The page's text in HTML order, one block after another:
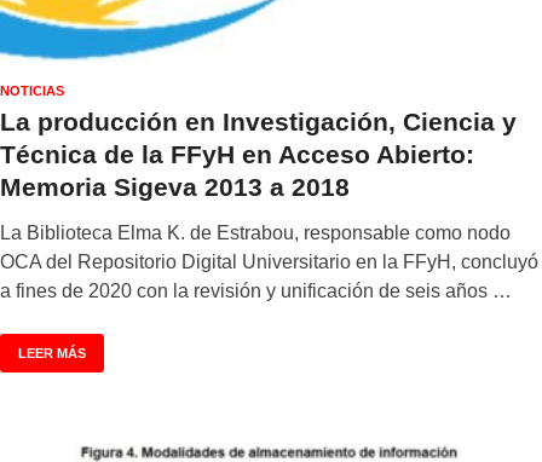
NOTICIAS
La producción en Investigación, Ciencia y
Técnica de la FFyH en Acceso Abierto:
Memoria Sigeva 2013 a 2018
La Biblioteca Elma K. de Estrabou, responsable como nodo
OCA del Repositorio Digital Universitario en la FFyH, concluyó
a fines de 2020 con la revisión y unificación de seis años …
LEER MÁS